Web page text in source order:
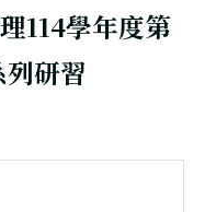
114學年度第
研習